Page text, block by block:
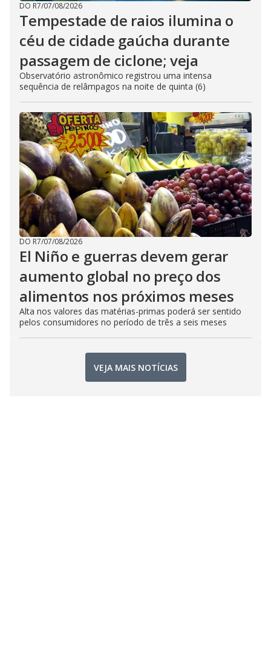
DO R7/07/08/2026
Tempestade de raios ilumina o
céu de cidade gaúcha durante
passagem de ciclone; veja
Observatório astronômico registrou uma intensa
sequência de relâmpagos na noite de quinta (6)
DO R7/07/08/2026
El Niño e guerras devem gerar
aumento global no preço dos
alimentos nos próximos meses
Alta nos valores das matérias-primas poderá ser sentido
pelos consumidores no período de três a seis meses
VEJA MAIS NOTÍCIAS